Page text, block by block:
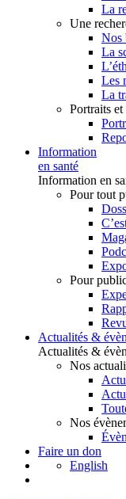
La
Une
Nos
La
Les
La
Portraits et
Information
en santé
Information en
Pour tout
Pour
Actualités &
Actualités &
Nos
Nos
Faire un don
English